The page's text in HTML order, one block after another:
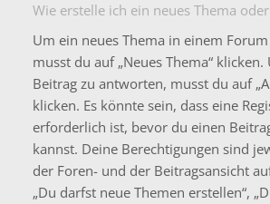
Wie erstelle ich ein neues Thema
Um ein neues Thema in einem
musst du auf „Neues Thema“
Beitrag zu antworten, musst du auf
klicken. Es könnte sein, dass eine
erforderlich ist, bevor du einen
kannst. Deine Berechtigungen sind
der Foren- und der Beitragsansicht
„Du darfst neue Themen erstellen“,